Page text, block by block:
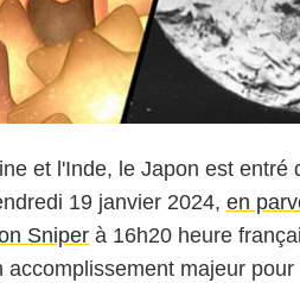
et l'Inde, le Japon est entré
19 janvier 2024, en
Sniper à 16h20 heure
majeur pour
Entertainment